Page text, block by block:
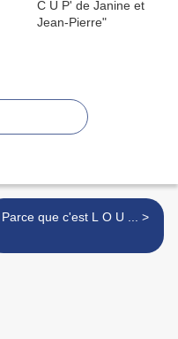
Parce que c'est L O U ... >